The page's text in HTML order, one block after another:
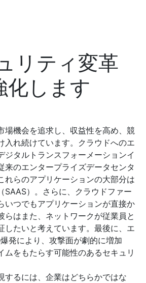
リティ変革
化します
場機会を追求し、収益性を高め、競
入れ続けています。クラウドへのエ
タルトランスフォーメーションイ
のエンタープライズデータセンタ
れらのアプリケーションの大部分は
）。さらに、クラウドファー
いつでもアプリケーションが直接か
はまた、ネットワークが従業員と
したいと考えています。最後に、エ
発により、攻撃面が劇的に増加
をもたらす可能性のあるセキュリ
するには、企業はどちらかではな